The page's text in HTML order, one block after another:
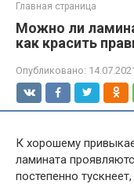
Главная страница
Можно ли
как красить
Опубликовано:
К хорошему
ламината
постепенно